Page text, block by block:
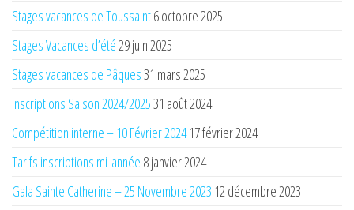
Stages vacances de Toussaint6 octobre 2025
Stages Vacances d’été29 juin 2025
Stages vacances de Pâques31 mars 2025
Inscriptions Saison 2024/202531 août 2024
Compétition interne – 10 Février 2024 17 février 2024
Tarifs inscriptions mi-année 8 janvier 2024
Gala Sainte Catherine – 25 Novembre 2023 12 décembre 2023